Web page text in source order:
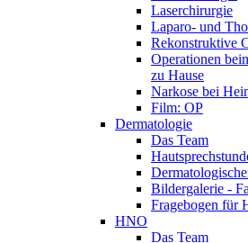
Laserchirurgie
Laparo- und
Rekonstruktive
Operationen
zu Hause
Narkose bei
Film: OP
Dermatologie
Das Team
Bildergalerie -
Fragebogen für
HNO
Das Team